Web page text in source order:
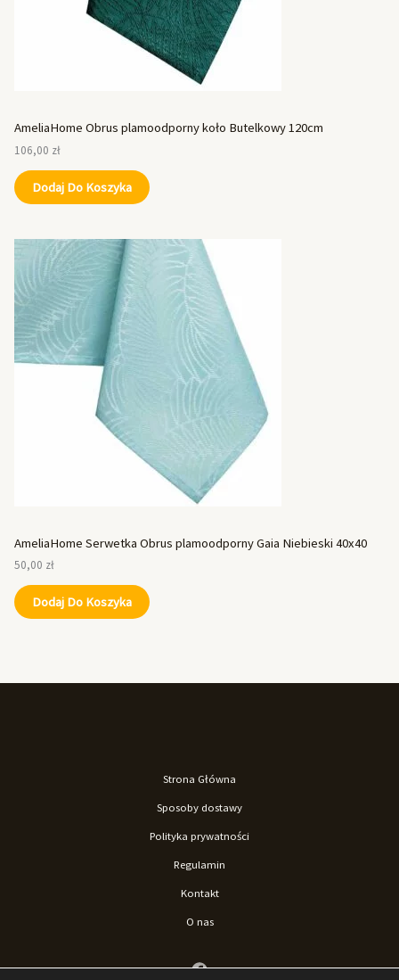
AmeliaHome Obrus plamoodporny koło Butelkowy 120cm
106,00 zł
Dodaj Do Koszyka
AmeliaHome Serwetka Obrus plamoodporny Gaia Niebieski 40x40
50,00 zł
Dodaj Do Koszyka
Strona Główna
Sposoby dostawy
Polityka prywatności
Regulamin
Kontakt
O nas